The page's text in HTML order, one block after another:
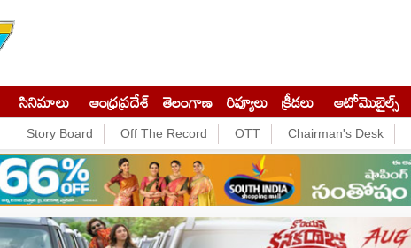
సినిమాలు ఆంధ్రప్రదేశ్ తెలంగాణ రివ్యూలు క్రీడలు ఆటోమొబైల్స్
Story Board Off The Record OTT Chairman's Desk